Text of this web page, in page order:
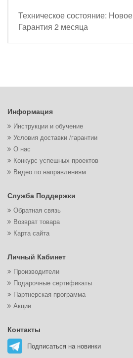
Техническое состояние: Новое
Гарантия 2 месяца
Информация
Инструкции и обучение
Условия доставки /гарантии
О нас
Конкурс успешных проектов
Видео по направлениям
Служба Поддержки
Обратная связь
Возврат товара
Карта сайта
Личный Кабинет
Производители
Подарочные сертификаты
Партнерская программа
Акции
Контакты
Подписаться на новинки